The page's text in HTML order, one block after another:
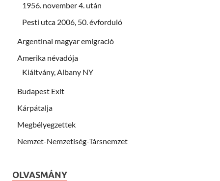
1956. november 4. után
Pesti utca 2006, 50. évforduló
Argentinai magyar emigració
Amerika névadója
Kiáltvány, Albany NY
Budapest Exit
Kárpátalja
Megbélyegzettek
Nemzet-Nemzetiség-Társnemzet
OLVASMÁNY